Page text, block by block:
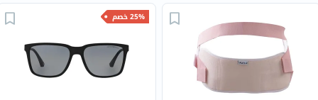
25% خصم